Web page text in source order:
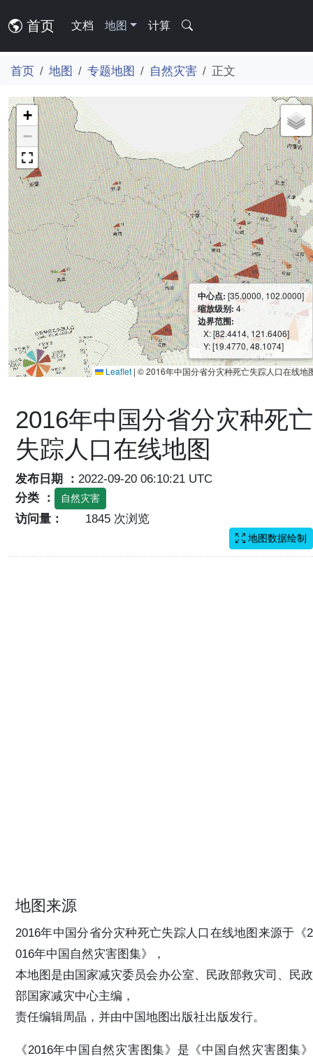
首页 文档 地图 计算
首页 地图 专题地图 自然灾害 正文
+
−
中心点: [35.0000, 102.0000]
缩放级别: 4
边界范围:
X: [82.4414, 121.6406]
Y: [19.4770, 48.1074]
Leaflet | © 2016年中国分省分灾种死亡失踪人口在线地
2016年中国分省分灾种死亡
失踪人口在线地图
发布日期 ： 2022-09-20 06:10:21 UTC
分类 ：
自然灾害
访问量： 1845 次浏览
地图数据绘制
地图来源
2016年中国分省分灾种死亡失踪人口在线地图来源于《2
016年中国自然灾害图集》，
本地图是由国家减灾委员会办公室、民政部救灾司、民政
部国家减灾中心主编，
责任编辑周晶，并由中国地图出版社出版发行。
《2016年中国自然灾害图集》是《中国自然灾害图集》